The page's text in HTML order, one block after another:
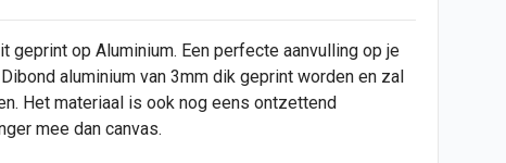
geprint op Aluminium. Een perfecte aanvulling op je
aluminium van 3mm dik geprint worden en zal
Het materiaal is ook nog eens ontzettend
mee dan canvas.